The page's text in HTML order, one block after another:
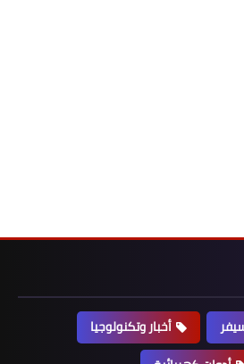
أخبار وتكنولوجيا